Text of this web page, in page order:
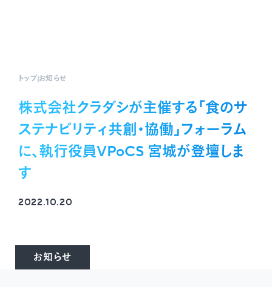
トップお知らせ
株式会社クラダシが主催する「食のサ
ステナビリティ共創・協働」フォーラム
に、執行役員VPoCS 宮城が登壇しま
す
2022.10.20
お知らせ